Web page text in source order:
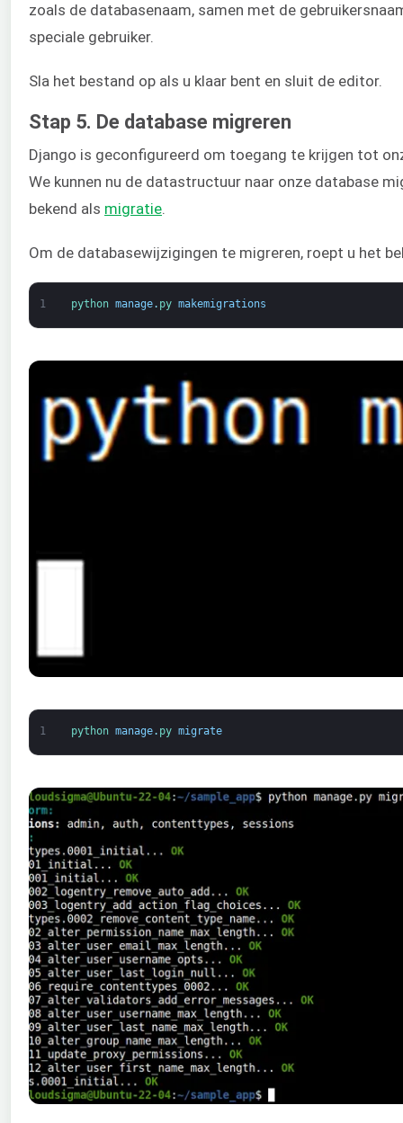
zoals de databasenaam, samen met de
speciale gebruiker.
Sla het bestand op als u klaar bent en sluit de editor.
Stap 5. De database migreren
Django is geconfigureerd om toegang te krijgen tot
We kunnen nu de datastructuur naar onze database
bekend als migratie.
Om de databasewijzigingen te migreren, roept u het
1 python manage. py makemigrations
1 python manage. py migrate